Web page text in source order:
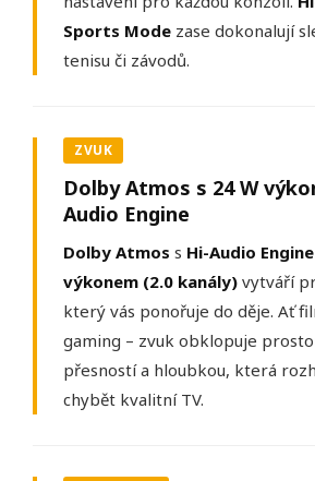
Sports Mode zase dokonalují
tenisu či závodů.
ZVUK
Dolby Atmos s 24 W
Audio Engine
Dolby Atmos s Hi-Audio Engine
výkonem (2.0 kanály) vytváří
který vás ponořuje do děje. Ať
gaming – zvuk obklopuje
přesností a hloubkou, která
chybět kvalitní TV.